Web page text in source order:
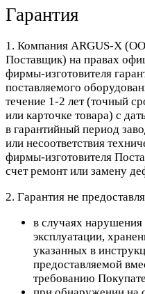
Гарантия
1. Компания ARGUS-X
Поставщик) на правах
фирмы-изготовителя
поставляемого
течение 1-2 лет (точный
или карточке товара) с
в гарантийный период
или несоответствия
фирмы-изготовителя
счет ремонт или замену
2. Гарантия не
в случаях
эксплуатации,
указанных в
предоставляемой
требованию